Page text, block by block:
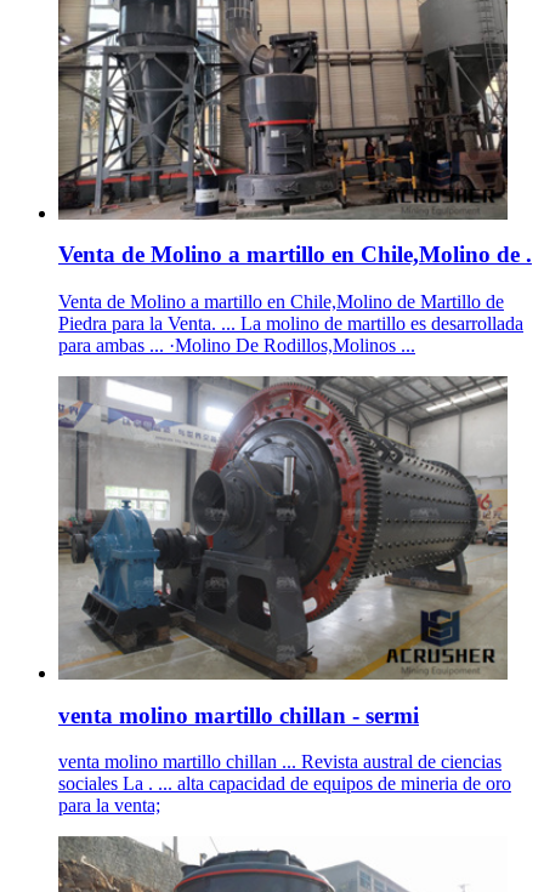
Venta de Molino a martillo en Chile,Molino de .
Venta de Molino a martillo en Chile,Molino de Martillo de
Piedra para la Venta. ... La molino de martillo es desarrollada
para ambas ... ·Molino De Rodillos,Molinos ...
venta molino martillo chillan - sermi
venta molino martillo chillan ... Revista austral de ciencias
sociales La . ... alta capacidad de equipos de mineria de oro
para la venta;